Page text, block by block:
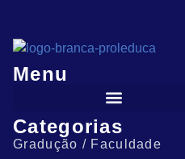
Menu
Categorias
Gradução / Faculdade